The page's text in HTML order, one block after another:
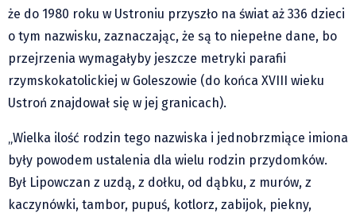
Wydarzenia
Nasze biblioteki
Publicystyka
Zdaniem...
Na posiónku pisane Milerskiego (archiwum)
Na granicy Księstwa Drobika (archiwum)
Podróże małe i duże Skałki
że do 1980 roku w Ustroniu przyszło na świat aż 336 dzieci
o tym nazwisku, zaznaczając, że są to niepełne dane, bo
przejrzenia wymagałyby jeszcze metryki parafii
rzymskokatolickiej w Goleszowie (do końca XVIII wieku
Ustroń znajdował się w jej granicach).
„Wielka ilość rodzin tego nazwiska i jednobrzmiące imiona
były powodem ustalenia dla wielu rodzin przydomków.
Był Lipowczan z uzdą, z dołku, od dąbku, z murów, z
kaczynówki, tambor, pupuś, kotlorz, zabijok, piekny,